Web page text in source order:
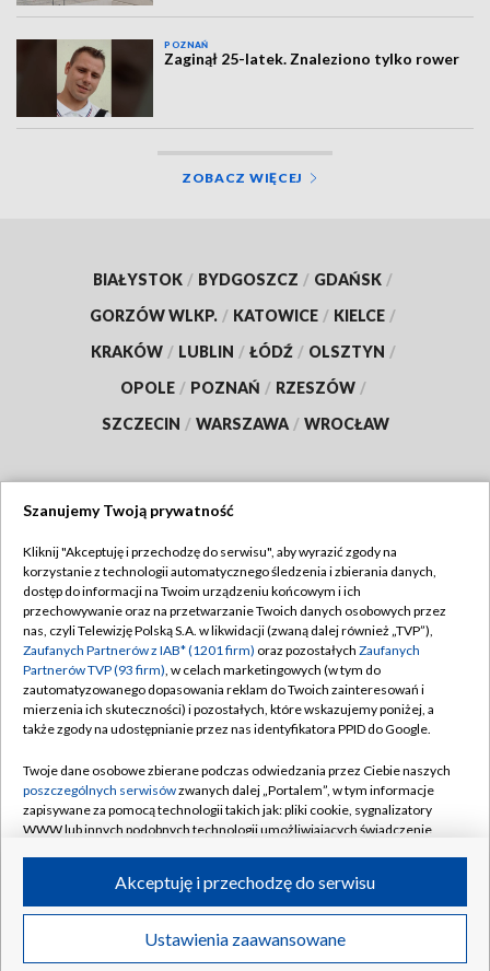
POZNAŃ
Zaginął 25-latek. Znaleziono tylko rower
ZOBACZ WIĘCEJ
BIAŁYSTOK / BYDGOSZCZ / GDAŃSK /
GORZÓW WLKP. / KATOWICE / KIELCE /
KRAKÓW / LUBLIN / ŁÓDŹ / OLSZTYN /
OPOLE / POZNAŃ / RZESZÓW /
SZCZECIN / WARSZAWA / WROCŁAW
TVP
Abonament TVP
Emisja w TVP
Centrum informacji TVP
Naziemna Telewizja Cyfrowa
Rada Programowa
System NOS
Informacje o nadawcy
Program dla prasy
Ogłoszenie przetargowe
Regulamin TVP
Polityka prywatności
Moje zgody
Pomoc
Kontakt
Kanały
©2026 Telewizja Polska S.A. w likwidacji
Szanujemy Twoją prywatność
Kliknij "Akceptuję i przechodzę do serwisu", aby wyrazić zgody na
korzystanie z technologii automatycznego śledzenia i zbierania danych,
dostęp do informacji na Twoim urządzeniu końcowym i ich
przechowywanie oraz na przetwarzanie Twoich danych osobowych przez
nas, czyli Telewizję Polską S.A. w likwidacji (zwaną dalej również „TVP”),
Zaufanych Partnerów z IAB* (1201 firm) oraz pozostałych Zaufanych
Partnerów TVP (93 firm), w celach marketingowych (w tym do
zautomatyzowanego dopasowania reklam do Twoich zainteresowań i
mierzenia ich skuteczności) i pozostałych, które wskazujemy poniżej, a
także zgody na udostępnianie przez nas identyfikatora PPID do Google.
Twoje dane osobowe zbierane podczas odwiedzania przez Ciebie naszych
poszczególnych serwisówzwanych dalej „Portalem”, w tym informacje
zapisywane za pomocą technologii takich jak: pliki cookie, sygnalizatory
WWW lub innych podobnych technologii umożliwiających świadczenie
ruchu w Internecie.
Twoje dane osobowe zbierane podczas odwiedzania przez Ciebie
poszczególnych serwisówna Portalu, takie jak adresy IP, identyfikatory
Ustawienia zaawansowane
Akceptuję i przechodzę do serwisu